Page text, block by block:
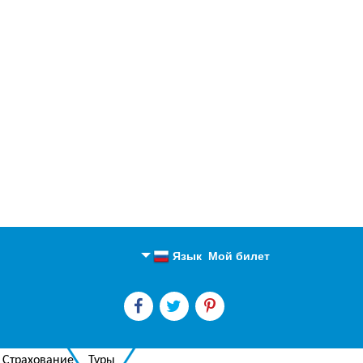
Мой билет
Язык
Английский